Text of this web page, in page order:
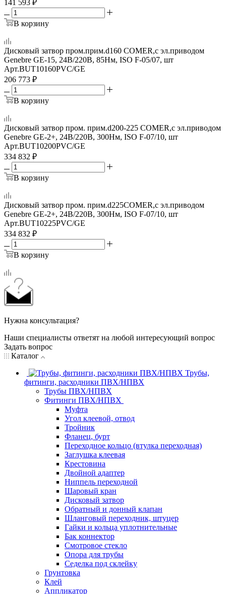
141 593 ₽
В корзину
Дисковый затвор пром.прим.d160 COMER,c эл.приводом
Genebre GE-15, 24В/220В, 85Нм, ISO F-05/07, шт
Арт.BUT10160PVC/GE
206 773 ₽
В корзину
Дисковый затвор пром. прим.d200-225 COMER,с эл.приводом
Genebre GE-2+, 24В/220В, 300Нм, ISO F-07/10, шт
Арт.BUT10200PVC/GE
334 832 ₽
В корзину
Дисковый затвор пром. прим.d225COMER,с эл.приводом
Genebre GE-2+, 24В/220В, 300Нм, ISO F-07/10, шт
Арт.BUT10225PVC/GE
334 832 ₽
В корзину
Нужна консультация?
Наши специалисты ответят на любой интересующий вопрос
Задать вопрос
Каталог
Трубы,
фитинги, расходники ПВХ/НПВХ
Трубы ПВХ/НПВХ
Фитинги ПВХ/НПВХ
Муфта
Угол клеевой, отвод
Тройник
Фланец, бурт
Переходное кольцо (втулка переходная)
Заглушка клеевая
Крестовина
Двойной адаптер
Ниппель переходной
Шаровый кран
Дисковый затвор
Обратный и донный клапан
Шланговый переходник, штуцер
Гайки и кольца уплотнительные
Бак коннектор
Смотровое стекло
Опора для трубы
Седелка под склейку
Грунтовка
Клей
Аппликатор